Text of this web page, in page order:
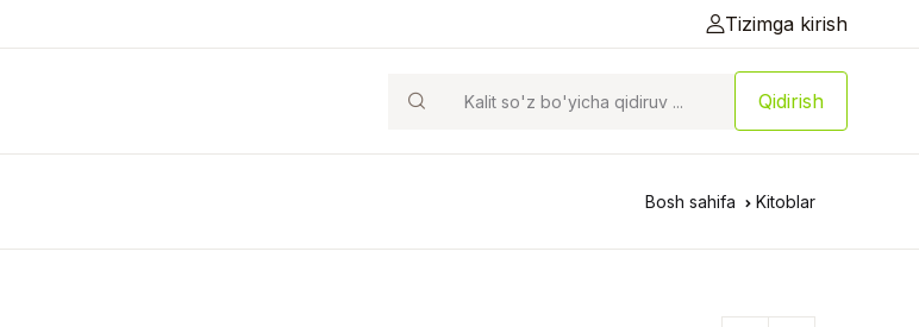
Tizimga kirish
Qidirish
Bosh sahifa Kitoblar